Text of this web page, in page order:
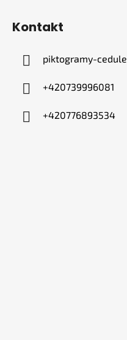
Kontakt
piktogramy-cedule
+420739996081
+420776893534